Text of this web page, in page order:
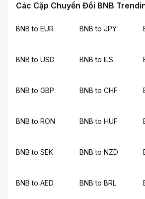
Các Cặp Chuyển Đổi BNB
BNB to EUR BNB to JPY
BNB to USD BNB to ILS
BNB to GBP BNB to CHF
BNB to RON BNB to HUF
BNB to SEK BNB to NZD
BNB to AED BNB to BRL